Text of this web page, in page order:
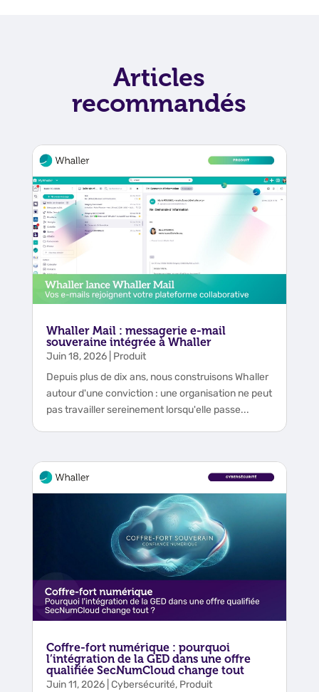
Articles
recommandés
Whaller Mail : messagerie e-mail
souveraine intégrée à Whaller
Juin 18, 2026| Produit
Depuis plus de dix ans, nous construisons Whaller
autour d'une conviction : une organisation ne peut
pas travailler sereinement lorsqu'elle passe...
Coffre-fort numérique : pourquoi
l’intégration de la GED dans une offre
qualifiée SecNumCloud change tout
Juin 11, 2026| Cybersécurité, Produit